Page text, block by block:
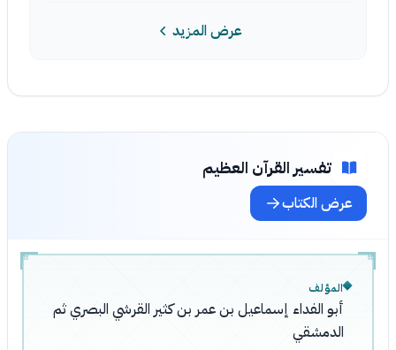
عرض المزيد
تفسير القرآن العظيم
عرض الكتاب
المؤلف
أبو الفداء إسماعيل بن عمر بن كثير القرشي البصري ثم
الدمشقي